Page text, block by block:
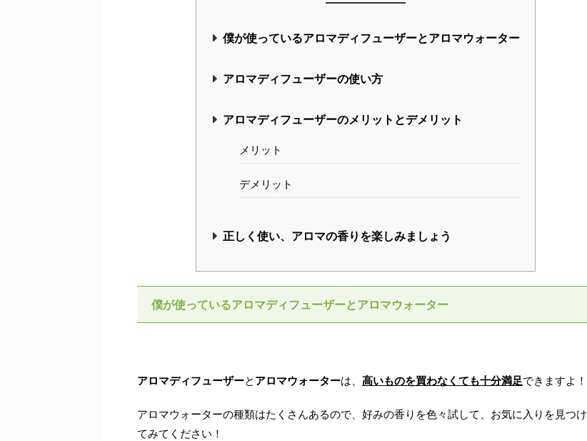
僕が使っているアロマディフューザーとアロマウォーター
アロマディフューザーの使い方
アロマディフューザーのメリットとデメリット
メリット
デメリット
正しく使い、アロマの香りを楽しみましょう
僕が使っているアロマディフューザーとアロマウォーター
アロマディフューザーと アロマウォーターは、 高いものを買わなくても十分満足できますよ！
アロマウォーターの種類はたくさんあるので、好みの香りを色々試して、お気に入りを見つけ
てみてください！